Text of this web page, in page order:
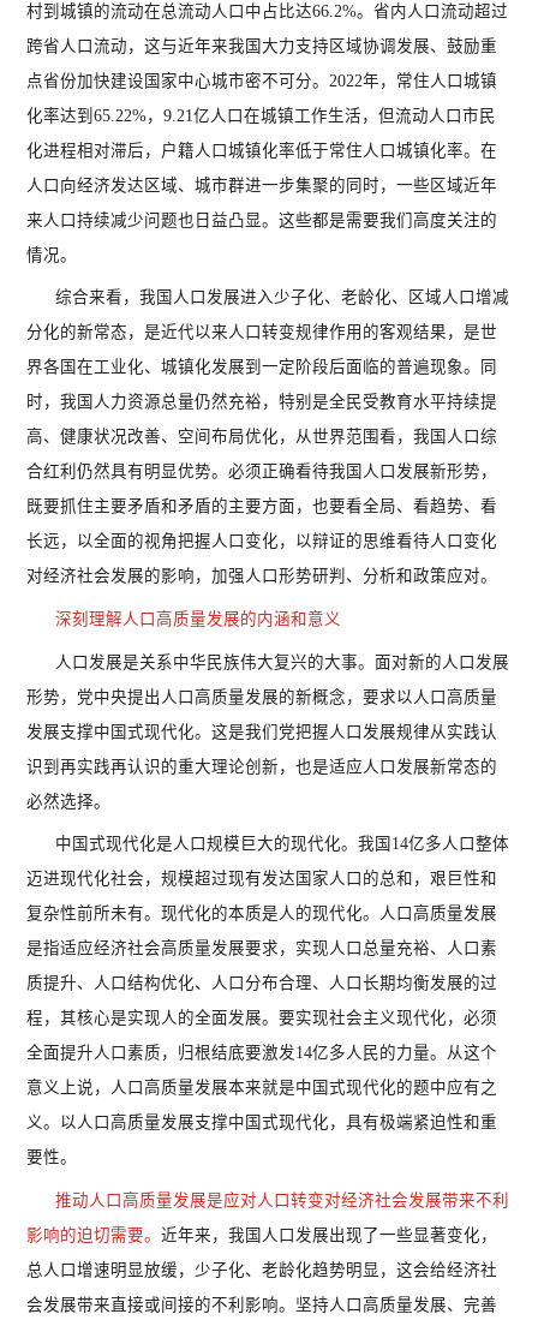
村到城镇的流动在总流动人口中占比达66.2%。省内人口流动超过
跨省人口流动，这与近年来我国大力支持区域协调发展、鼓励重
点省份加快建设国家中心城市密不可分。2022年，常住人口城镇
化率达到65.22%，9.21亿人口在城镇工作生活，但流动人口市民
化进程相对滞后，户籍人口城镇化率低于常住人口城镇化率。在
人口向经济发达区域、城市群进一步集聚的同时，一些区域近年
来人口持续减少问题也日益凸显。这些都是需要我们高度关注的
情况。
综合来看，我国人口发展进入少子化、老龄化、区域人口增减
分化的新常态，是近代以来人口转变规律作用的客观结果，是世
界各国在工业化、城镇化发展到一定阶段后面临的普遍现象。同
时，我国人力资源总量仍然充裕，特别是全民受教育水平持续提
高、健康状况改善、空间布局优化，从世界范围看，我国人口综
合红利仍然具有明显优势。必须正确看待我国人口发展新形势，
既要抓住主要矛盾和矛盾的主要方面，也要看全局、看趋势、看
长远，以全面的视角把握人口变化，以辩证的思维看待人口变化
对经济社会发展的影响，加强人口形势研判、分析和政策应对。
深刻理解人口高质量发展的内涵和意义
人口发展是关系中华民族伟大复兴的大事。面对新的人口发展
形势，党中央提出人口高质量发展的新概念，要求以人口高质量
发展支撑中国式现代化。这是我们党把握人口发展规律从实践认
识到再实践再认识的重大理论创新，也是适应人口发展新常态的
必然选择。
中国式现代化是人口规模巨大的现代化。我国14亿多人口整体
迈进现代化社会，规模超过现有发达国家人口的总和，艰巨性和
复杂性前所未有。现代化的本质是人的现代化。人口高质量发展
是指适应经济社会高质量发展要求，实现人口总量充裕、人口素
质提升、人口结构优化、人口分布合理、人口长期均衡发展的过
程，其核心是实现人的全面发展。要实现社会主义现代化，必须
全面提升人口素质，归根结底要激发14亿多人民的力量。从这个
意义上说，人口高质量发展本来就是中国式现代化的题中应有之
义。以人口高质量发展支撑中国式现代化，具有极端紧迫性和重
要性。
推动人口高质量发展是应对人口转变对经济社会发展带来不利
影响的迫切需要。近年来，我国人口发展出现了一些显著变化，
总人口增速明显放缓，少子化、老龄化趋势明显，这会给经济社
会发展带来直接或间接的不利影响。坚持人口高质量发展、完善